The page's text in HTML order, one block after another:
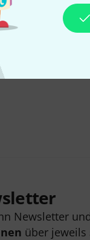
Newsletter
über jeweils